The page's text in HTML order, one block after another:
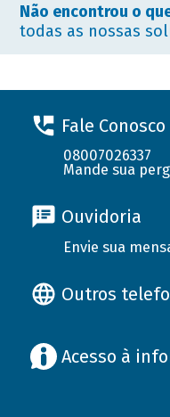
Não encontrou o
todas as nossas
Fale Conosco
08007026337
Mande sua
Ouvidoria
Envie sua
Outros
Acesso à